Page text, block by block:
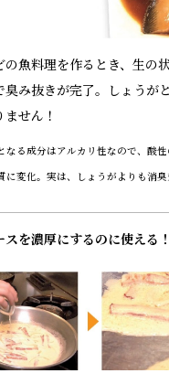
の魚料理を作るとき、生の
臭み抜きが完了。しょうが
せん！
る成分はアルカリ性なので、酸
に変化。実は、しょうがよりも消臭
を濃厚にするのに使える！